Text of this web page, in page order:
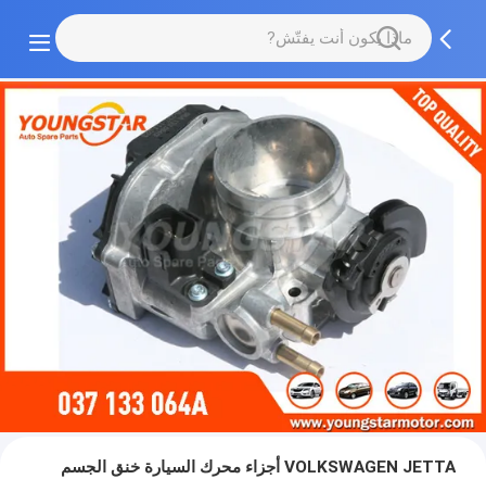
VOLKSWAGEN JETTA أجزاء محرك السيارة خنق الجسم